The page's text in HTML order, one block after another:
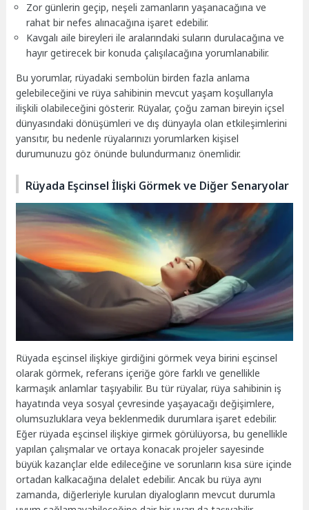
Zor günlerin geçip, neşeli zamanların yaşanacağına ve
rahat bir nefes alınacağına işaret edebilir.
Kavgalı aile bireyleri ile aralarındaki suların durulacağına ve
hayır getirecek bir konuda çalışılacağına yorumlanabilir.
Bu yorumlar, rüyadaki sembolün birden fazla anlama
gelebileceğini ve rüya sahibinin mevcut yaşam koşullarıyla
ilişkili olabileceğini gösterir. Rüyalar, çoğu zaman bireyin içsel
dünyasındaki dönüşümleri ve dış dünyayla olan etkileşimlerini
yansıtır, bu nedenle rüyalarınızı yorumlarken kişisel
durumunuzu göz önünde bulundurmanız önemlidir.
Rüyada Eşcinsel İlişki Görmek ve Diğer Senaryolar
Rüyada eşcinsel ilişkiye girdiğini görmek veya birini eşcinsel
olarak görmek, referans içeriğe göre farklı ve genellikle
karmaşık anlamlar taşıyabilir. Bu tür rüyalar, rüya sahibinin iş
hayatında veya sosyal çevresinde yaşayacağı değişimlere,
olumsuzluklara veya beklenmedik durumlara işaret edebilir.
Eğer rüyada eşcinsel ilişkiye girmek görülüyorsa, bu genellikle
yapılan çalışmalar ve ortaya konacak projeler sayesinde
büyük kazançlar elde edileceğine ve sorunların kısa süre içinde
ortadan kalkacağına delalet edebilir. Ancak bu rüya aynı
zamanda, diğerleriyle kurulan diyalogların mevcut durumla